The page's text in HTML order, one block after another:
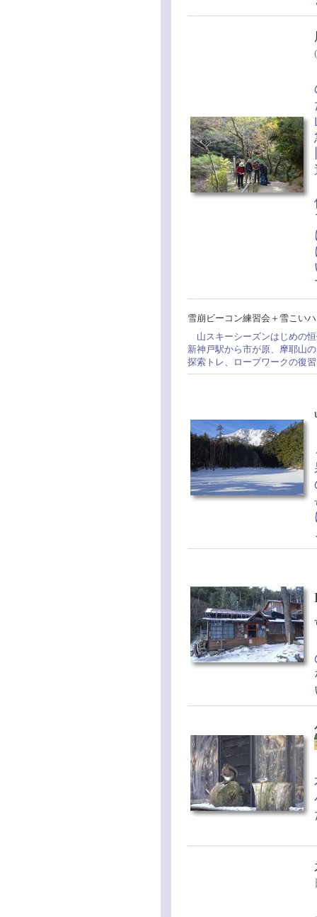
雪崩ビーコン練習会＋雪こ
山スキーシーズンはじめの
新神戸駅から市が原、摩耶山
探索トレ、ロープワークの復